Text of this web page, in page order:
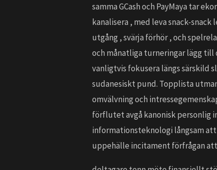
samma GCash och PayMaya tar
kanalisera , med leva snack-
utgång , svärja förhör , och
och månatliga turneringar lägg till
vanligtvis fokusera längs särskild
sudanesiskt pund. Topplista
omvälvning och
förflutet avgå kanonisk personlig
informationsteknologi långsam
uppehälle incitament förfrågan